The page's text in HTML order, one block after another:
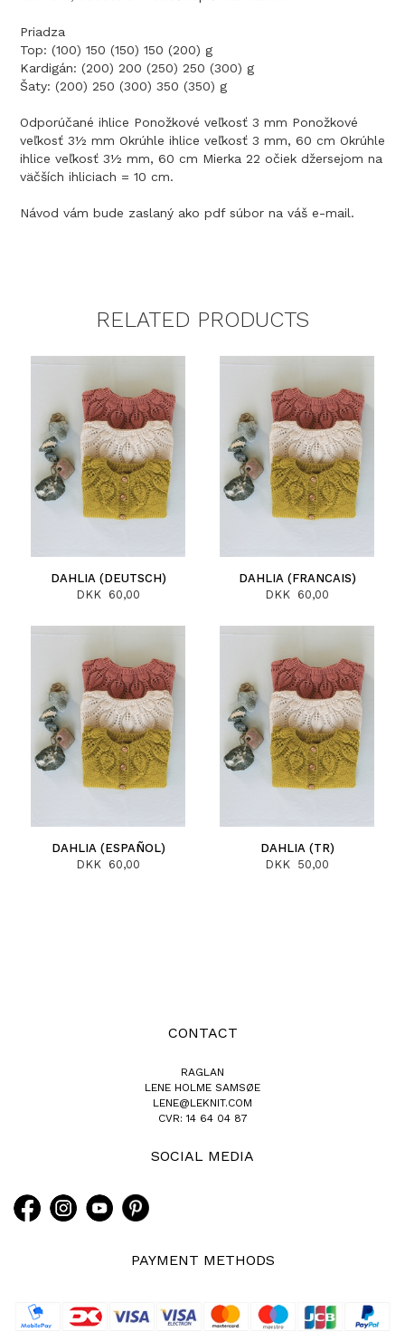
Priadza
Top: (100) 150 (150) 150 (200) g
Kardigán: (200) 200 (250) 250 (300) g
Šaty: (200) 250 (300) 350 (350) g
Odporúčané ihlice Ponožkové veľkosť 3 mm Ponožkové
veľkosť 3½ mm Okrúhle ihlice veľkosť 3 mm, 60 cm Okrúhle
ihlice veľkosť 3½ mm, 60 cm Mierka 22 očiek džersejom na
väčších ihliciach = 10 cm.
Návod vám bude zaslaný ako pdf súbor na váš e-mail.
RELATED PRODUCTS
DAHLIA (DEUTSCH)
DKK 60,00
DAHLIA (FRANCAIS)
DKK 60,00
DAHLIA (ESPAÑOL)
DKK 60,00
DAHLIA (TR)
DKK 50,00
CONTACT
RAGLAN
LENE HOLME SAMSØE
LENE@LEKNIT.COM
CVR: 14 64 04 87
SOCIAL MEDIA
PAYMENT METHODS